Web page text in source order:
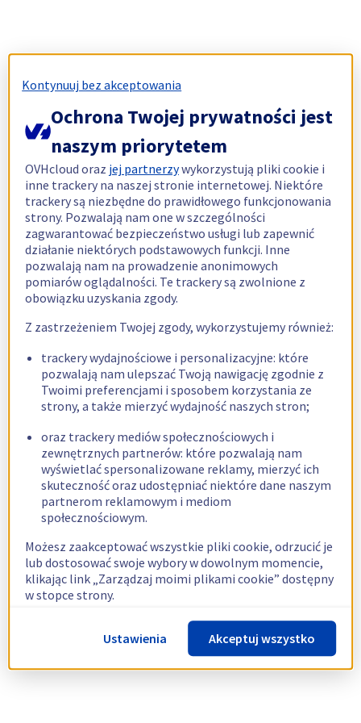
Kontynuuj bez akceptowania
Ochrona Twojej prywatności jest
naszym priorytetem
OVHcloud oraz jej partnerzywykorzystują pliki cookie i
inne trackery na naszej stronie internetowej. Niektóre
trackery są niezbędne do prawidłowego funkcjonowania
strony. Pozwalają nam one w szczególności
zagwarantować bezpieczeństwo usługi lub zapewnić
działanie niektórych podstawowych funkcji. Inne
pozwalają nam na prowadzenie anonimowych
pomiarów oglądalności. Te trackery są zwolnione z
obowiązku uzyskania zgody.
Z zastrzeżeniem Twojej zgody, wykorzystujemy również:
trackery wydajnościowe i personalizacyjne: które
pozwalają nam ulepszać Twoją nawigację zgodnie z
Twoimi preferencjami i sposobem korzystania ze
strony, a także mierzyć wydajność naszych stron;
oraz trackery mediów społecznościowych i
zewnętrznych partnerów: które pozwalają nam
wyświetlać spersonalizowane reklamy, mierzyć ich
skuteczność oraz udostępniać niektóre dane naszym
partnerom reklamowym i mediom
społecznościowym.
Możesz zaakceptować wszystkie pliki cookie, odrzucić je
lub dostosować swoje wybory w dowolnym momencie,
klikając link „Zarządzaj moimi plikami cookie” dostępny
w stopce strony.
Więcej informacji znajdziesz w naszejpolityce
dotyczącej wykorzystywania plików cookie.
Ustawienia Akceptuj wszystko